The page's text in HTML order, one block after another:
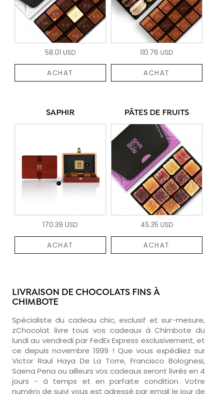
58.01 USD
ACHAT
110.76 USD
ACHAT
SAPHIR
170.39 USD
ACHAT
PÂTES DE FRUITS
45.35 USD
ACHAT
LIVRAISON DE CHOCOLATS FINS À
CHIMBOTE
Spécialiste du cadeau chic, exclusif et sur-mesure,
zChocolat livre tous vos cadeaux à Chimbote du
lundi au vendredi par FedEx Express exclusivement, et
ce depuis novembre 1999 ! Que vous expédiiez sur
Victor Raul Haya De La Torre, Francisco Bolognesi,
Saena Pena ou ailleurs vos cadeaux seront livrés en 4
jours - à temps et en parfaite condition. Votre
numéro de suivi vous est adressé par email le jour de